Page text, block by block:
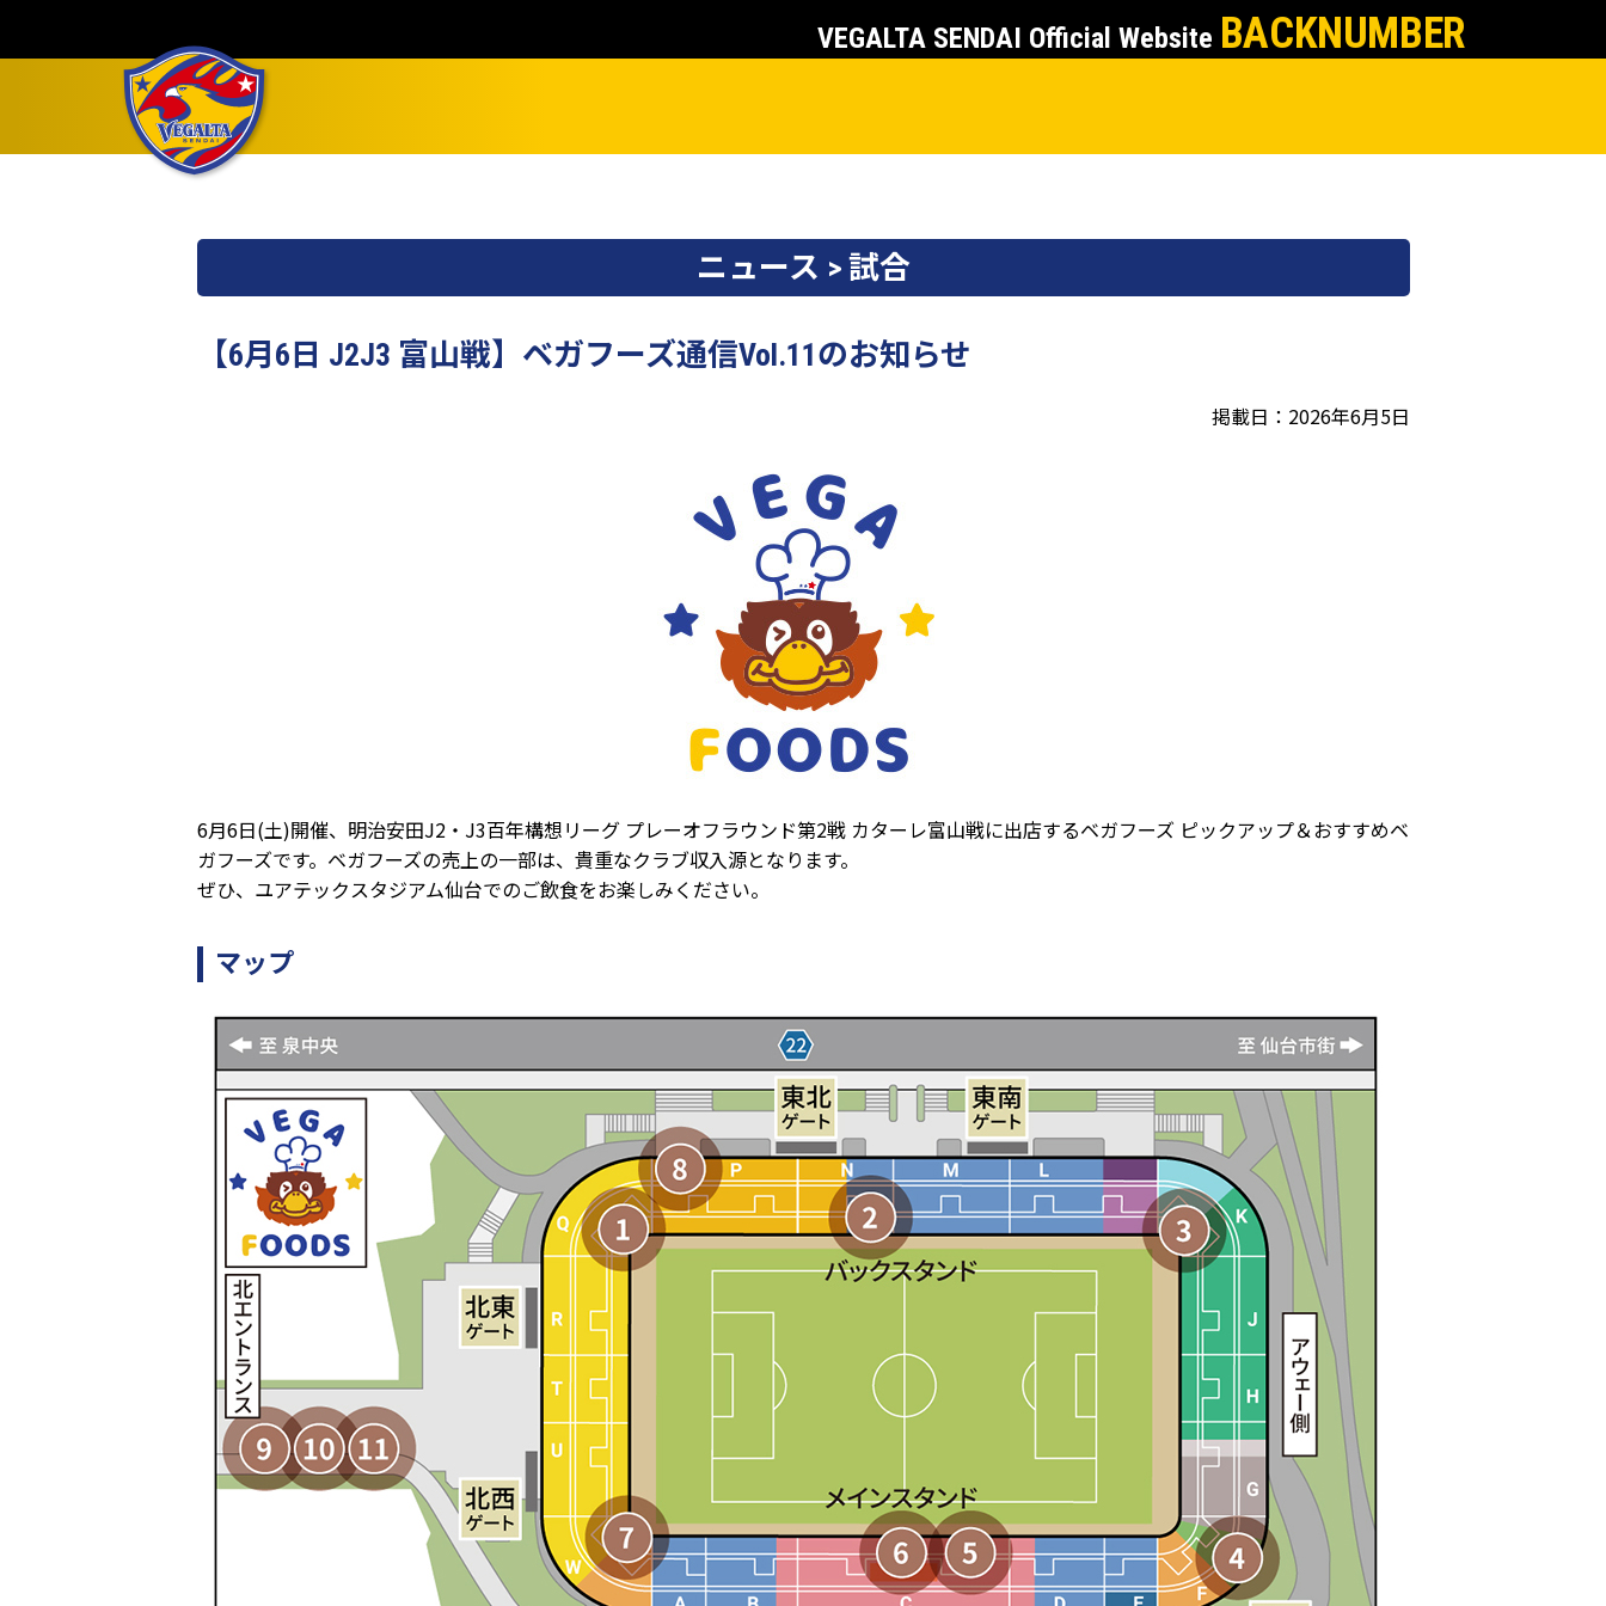
VEGALTA SENDAI Official Website BACKNUMBER
ニュース > 試合
【6月6日 J2J3 富山戦】ベガフーズ通信Vol.11のお知らせ
掲載日：2026年6月5日
6月6日(土)開催、明治安田J2・J3百年構想リーグ プレーオフラウンド第2戦 カターレ富山戦に出店するベガフーズ ピックアップ＆おすすめベ
ガフーズです。ベガフーズの売上の一部は、貴重なクラブ収入源となります。
ぜひ、ユアテックスタジアム仙台でのご飲食をお楽しみください。
マップ